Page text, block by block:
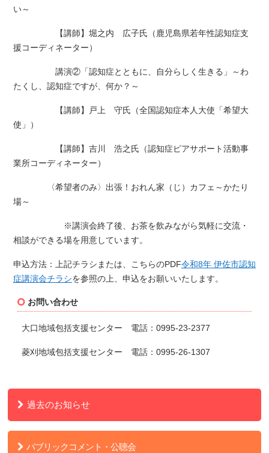
い～
【講師】堀之内 広子氏（鹿児島県若年性認知症支
援コーディネーター）
講演②「認知症とともに、自分らしく生きる」～わ
たくし、認知症ですが、何か？～
【講師】戸上 守氏（全国認知症本人大使「希望大
使」）
【講師】吉川 浩之氏（認知症ピアサポート活動事
業所コーディネーター）
〈希望者のみ〉出張！おれん家（じ）カフェ～かたり
場～
※講演会終了後、お茶を飲みながら気軽に交流・
相談ができる場を用意しています。
申込方法：上記チラシまたは、こちらのPDF令和8年 伊佐市認知
症講演会チラシを参照の上、申込をお願いいたします。
お問い合わせ
大口地域包括支援センター 電話：0995-23-2377
菱刈地域包括支援センター 電話：0995-26-1307
過去のお知らせ
パブリックコメント・公聴会